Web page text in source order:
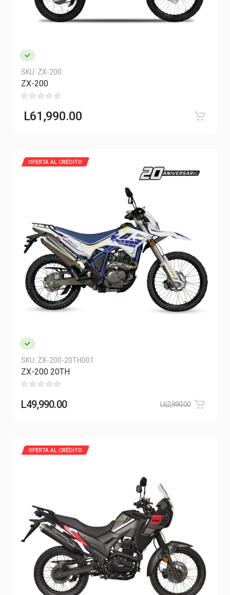
SKU: ZX-200
ZX-200
L61,990.00
SKU: ZX-200-20TH001
OFERTA AL CRÉDITO
ZX-200 20TH
L49,990.00 L62,990.00
OFERTA AL CRÉDITO